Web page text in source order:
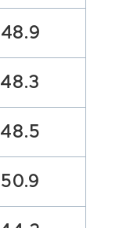
48.9
48.3
48.5
50.9